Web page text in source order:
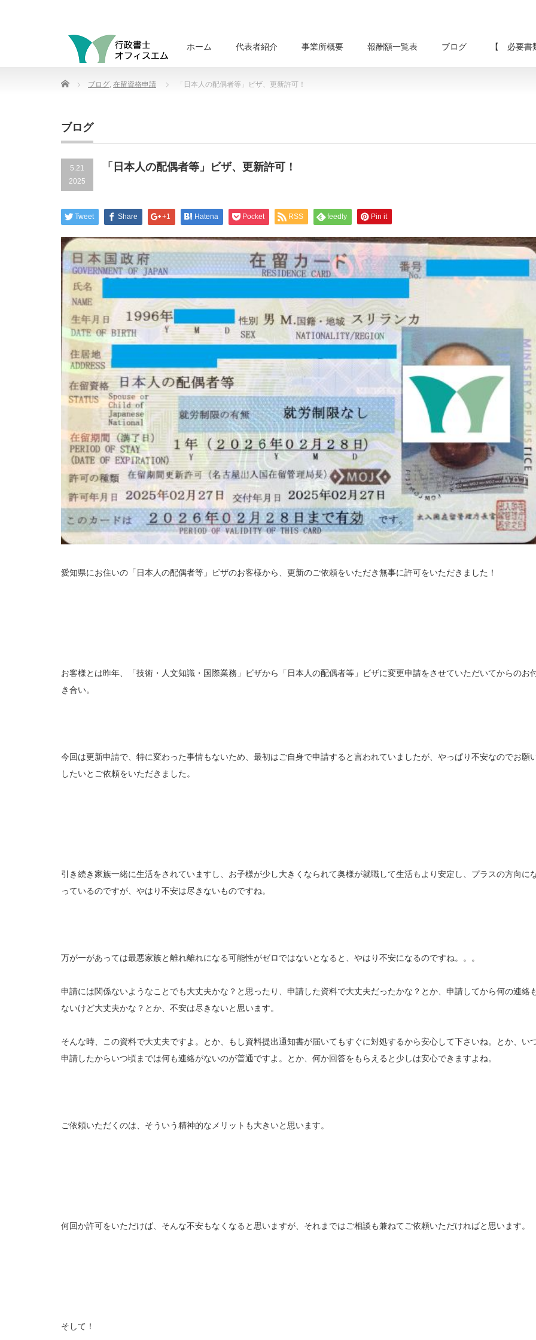
ホーム 代表者紹介 事業所概要 報酬額一覧表 ブログ 【 必要
Home ブログ, 在留資格申請 「日本人の配偶者等」ビザ、更新許可！
ブログ
5.21
2025
「日本人の配偶者等」ビザ、更新許可！
Tweet Share +1 Hatena Pocket RSS feedly Pin it
愛知県にお住いの「日本人の配偶者等」ビザのお客様から、更新のご依頼をいただき無事に許可をいただきました！
お客様とは昨年、「技術・人文知識・国際業務」ビザから「日本人の配偶者等」ビザに変更申請をさせていただいてからのお
き合い。
今回は更新申請で、特に変わった事情もないため、最初はご自身で申請すると言われていましたが、やっぱり不安なのでお願
したいとご依頼をいただきました。
引き続き家族一緒に生活をされていますし、お子様が少し大きくなられて奥様が就職して生活もより安定し、プラスの方向に
っているのですが、やはり不安は尽きないものですね。
万が一があっては最悪家族と離れ離れになる可能性がゼロではないとなると、やはり不安になるのですね。。。
申請には関係ないようなことでも大丈夫かな？と思ったり、申請した資料で大丈夫だったかな？とか、申請してから何の連絡
ないけど大丈夫かな？とか、不安は尽きないと思います。
そんな時、この資料で大丈夫ですよ。とか、もし資料提出通知書が届いてもすぐに対処するから安心して下さいね。とか、い
申請したからいつ頃までは何も連絡がないのが普通ですよ。とか、何か回答をもらえると少しは安心できますよね。
ご依頼いただくのは、そういう精神的なメリットも大きいと思います。
何回か許可をいただけば、そんな不安もなくなると思いますが、それまではご相談も兼ねてご依頼いただければと思います。
そして！